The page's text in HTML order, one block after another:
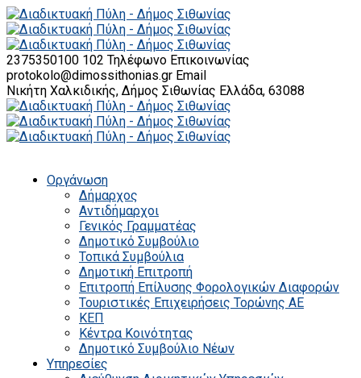
2375350100 102 Τηλέφωνο Επικοινωνίας
protokolo@dimossithonias.gr Email
Νικήτη Χαλκιδικής, Δήμος Σιθωνίας Ελλάδα, 63088
Οργάνωση
Δήμαρχος
Αντιδήμαρχοι
Γενικός Γραμματέας
Δημοτικό Συμβούλιο
Τοπικά Συμβούλια
Δημοτική Επιτροπή
Επιτροπή Επίλυσης Φορολογικών Διαφορών
Τουριστικές Επιχειρήσεις Τορώνης ΑΕ
ΚΕΠ
Κέντρα Κοινότητας
Δημοτικό Συμβούλιο Νέων
Υπηρεσίες